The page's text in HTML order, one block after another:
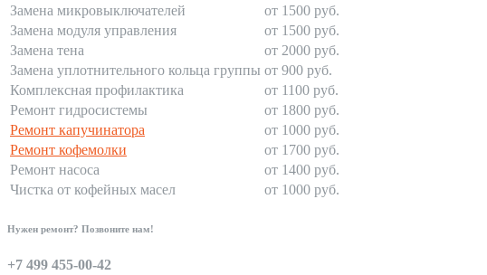
Замена микровыключателей
от 1500 руб.
Замена модуля управления
от 1500 руб.
Замена тена
от 2000 руб.
Замена уплотнительного кольца группы от 900 руб.
Комплексная профилактика
от 1100 руб.
Ремонт гидросистемы
от 1800 руб.
Ремонт капучинатора
от 1000 руб.
Ремонт кофемолки
от 1700 руб.
Ремонт насоса
от 1400 руб.
Чистка от кофейных масел
от 1000 руб.
Нужен ремонт? Позвоните нам!
+7 499 455-00-42